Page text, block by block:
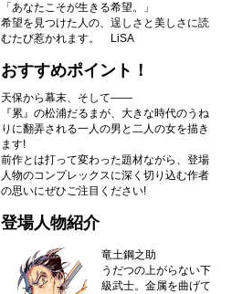
「あなたこそが生きる希望。」
希望を見つけた人の、逞しさと美しさに読
むたび惹かれます。 LiSA
おすすめポイント！
天保から幕末、そして――
『累』の松浦だるまが、大きな時代のうね
りに翻弄される一人の男と二人の女を描き
ます!
前作とは打って変わった題材ながら、登場
人物のコンプレックスに深く切り込む作者
の思いにぜひご注目ください!
登場人物紹介
竜土鋼之助
うだつの上がらない下
級武士。金属を曲げて